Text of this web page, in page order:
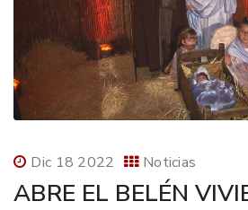
Dic 18 2022 Noticias
ABRE EL BELÉN